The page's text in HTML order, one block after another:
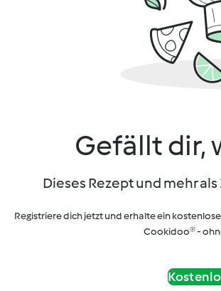
Gefällt dir,
Dieses Rezept und mehr
Registriere dich jetzt und erhalte ein
Cookidoo® -